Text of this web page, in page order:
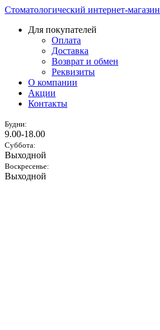
Стоматологический интернет-магазин
Для покупателей
Оплата
Доставка
Возврат и обмен
Реквизиты
О компании
Акции
Контакты
Будни:
9.00-18.00
Суббота:
Выходной
Воскресенье:
Выходной